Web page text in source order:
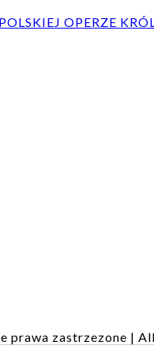
OPERZE
prawa zastrzezone |